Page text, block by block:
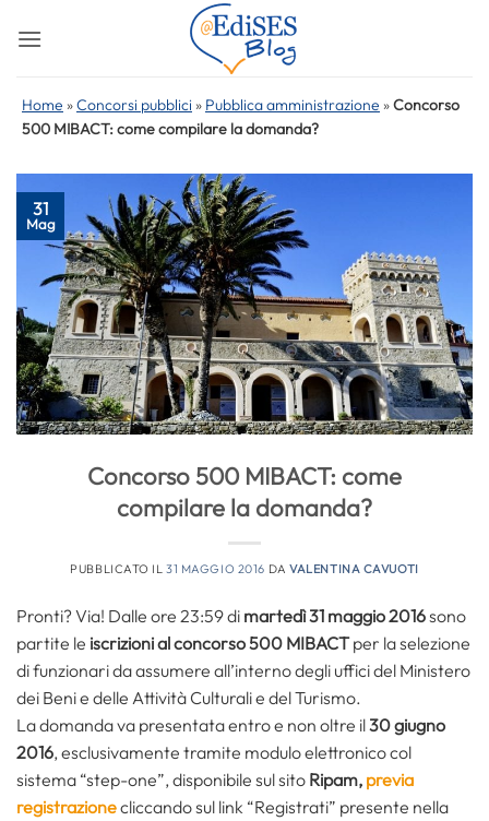
Home »Concorsi pubblici » Pubblica amministrazione »Concorso
500 MIBACT: come compilare la domanda?
31
Mag
Concorso 500 MIBACT: come
compilare la domanda?
PUBBLICATO IL31 MAGGIO 2016 DAVALENTINA CAVUOTI
Pronti? Via! Dalle ore 23:59 di martedì 31 maggio 2016sono
partite le iscrizioni al concorso 500 MIBACTper la selezione
di funzionari da assumere all’interno degli uffici del Ministero
dei Beni e delle Attività Culturali e del Turismo.
La domanda va presentata entro e non oltre il30 giugno
2016, esclusivamente tramite modulo elettronico col
sistema “step-one”, disponibile sul sito Ripam, previa
registrazionecliccando sul link “Registrati” presente nella